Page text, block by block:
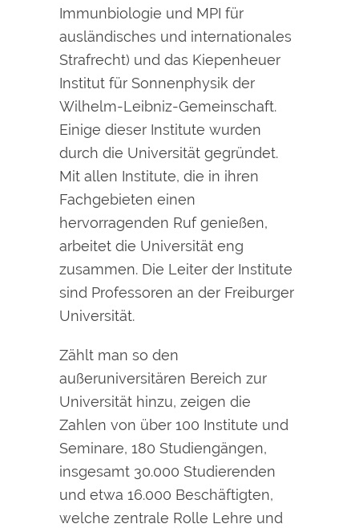
Immunbiologie und MPI für
ausländisches und internationales
Strafrecht) und das Kiepenheuer
Institut für Sonnenphysik der
Wilhelm-Leibniz-Gemeinschaft.
Einige dieser Institute wurden
durch die Universität gegründet.
Mit allen Institute, die in ihren
Fachgebieten einen
hervorragenden Ruf genießen,
arbeitet die Universität eng
zusammen. Die Leiter der Institute
sind Professoren an der Freiburger
Universität.
Zählt man so den
außeruniversitären Bereich zur
Universität hinzu, zeigen die
Zahlen von über 100 Institute und
Seminare, 180 Studiengängen,
insgesamt 30.000 Studierenden
und etwa 16.000 Beschäftigten,
welche zentrale Rolle Lehre und